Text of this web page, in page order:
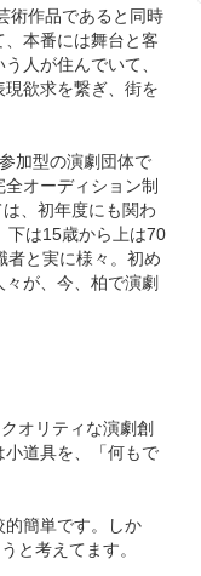
術作品であると同時
本番には舞台と客
人が住んでいて、
欲求を繋ぎ、街を
加型の演劇団体で
オーディション制
、初年度にも関わ
下は15歳から上は70
者と実に様々。初め
が、今、柏で演劇
オリティな演劇創
道具を、「何もで
的簡単です。しか
と考えてます。